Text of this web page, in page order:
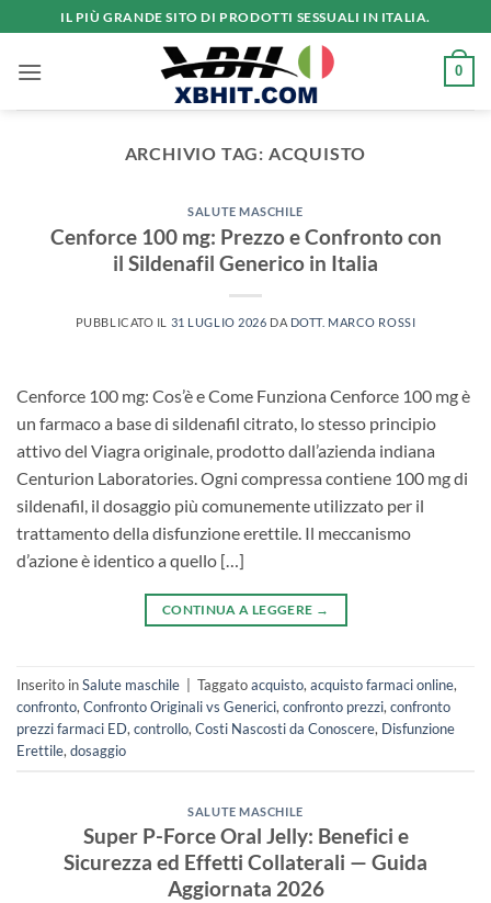
ai
contenuti
IL PIÙ GRANDE SITO DI PRODOTTI SESSUALI IN ITALIA.
0
ARCHIVIO TAG: ACQUISTO
SALUTE MASCHILE
Cenforce 100 mg: Prezzo e Confronto con
il Sildenafil Generico in Italia
PUBBLICATO IL 31 LUGLIO 2026 DA DOTT. MARCO ROSSI
Cenforce 100 mg: Cos’è e Come Funziona Cenforce 100 mg è
un farmaco a base di sildenafil citrato, lo stesso principio
attivo del Viagra originale, prodotto dall’azienda indiana
Centurion Laboratories. Ogni compressa contiene 100 mg di
sildenafil, il dosaggio più comunemente utilizzato per il
trattamento della disfunzione erettile. Il meccanismo
d’azione è identico a quello […]
CONTINUA A LEGGERE →
Inserito inSalute maschile Taggatoacquisto, acquisto farmaci online,
confronto, Confronto Originali vs Generici, confronto prezzi, confronto
prezzi farmaci ED, controllo, Costi Nascosti da Conoscere, Disfunzione
Erettile, dosaggio
SALUTE MASCHILE
Super P-Force Oral Jelly: Benefici e
Sicurezza ed Effetti Collaterali — Guida
Aggiornata 2026